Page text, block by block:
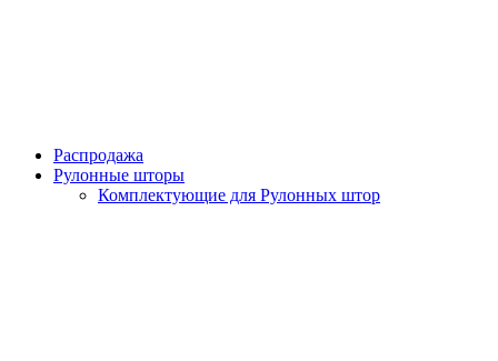
Распродажа
Рулонные шторы
Комплектующие для Рулонных штор